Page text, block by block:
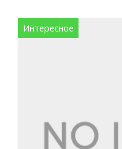
Интересное